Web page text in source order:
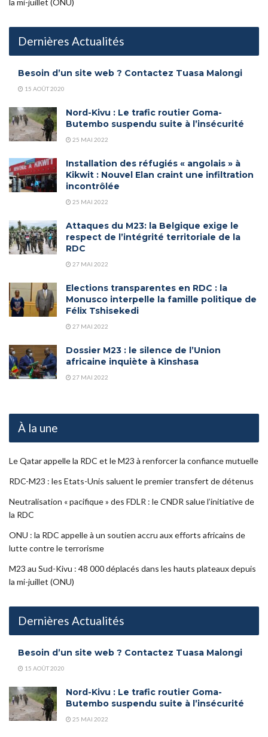
la mi-juillet (ONU)
Dernières Actualités
Besoin d’un site web ? Contactez Tuasa Malongi
15 AOÛT 2020
Nord-Kivu : Le trafic routier Goma-
Butembo suspendu suite à l’insécurité
25 MAI 2022
Installation des réfugiés « angolais » à
Kikwit : Nouvel Elan craint une infiltration
incontrôlée
25 MAI 2022
Attaques du M23: la Belgique exige le
respect de l’intégrité territoriale de la
RDC
27 MAI 2022
Elections transparentes en RDC : la
Monusco interpelle la famille politique de
Félix Tshisekedi
27 MAI 2022
Dossier M23 : le silence de l’Union
africaine inquiète à Kinshasa
27 MAI 2022
À la une
Le Qatar appelle la RDC et le M23 à renforcer la confiance mutuelle
RDC-M23 : les Etats-Unis saluent le premier transfert de détenus
Neutralisation « pacifique » des FDLR : le CNDR salue l’initiative de
la RDC
ONU : la RDC appelle à un soutien accru aux efforts africains de
lutte contre le terrorisme
M23 au Sud-Kivu : 48 000 déplacés dans les hauts plateaux depuis
la mi-juillet (ONU)
Dernières Actualités
Besoin d’un site web ? Contactez Tuasa Malongi
15 AOÛT 2020
Nord-Kivu : Le trafic routier Goma-
Butembo suspendu suite à l’insécurité
25 MAI 2022